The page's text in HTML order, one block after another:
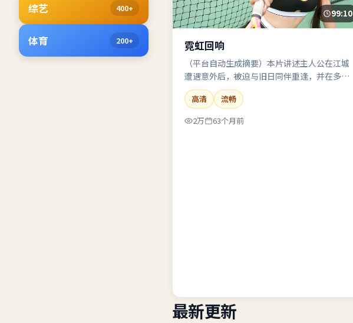
综艺 400+
体育 200+
99:10
霓虹回响
（平台自动生成摘要）本片讲述主人公在江城
遭遇意外后，被迫与旧日同伴重逢，并在多重
压力下完成自我救赎。关键词：喜剧、反转、
群像。
高清
流畅
2万
63个月前
最新更新